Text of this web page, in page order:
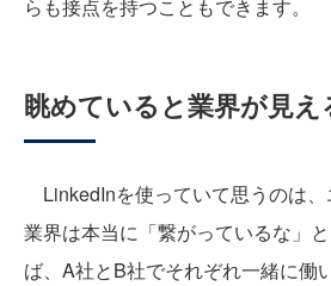
らも接点を持つこともできます。
眺めていると業界が見え
LinkedInを使っていて思うのは
業界は本当に「繋がっているな」
ば、A社とB社でそれぞれ一緒に働